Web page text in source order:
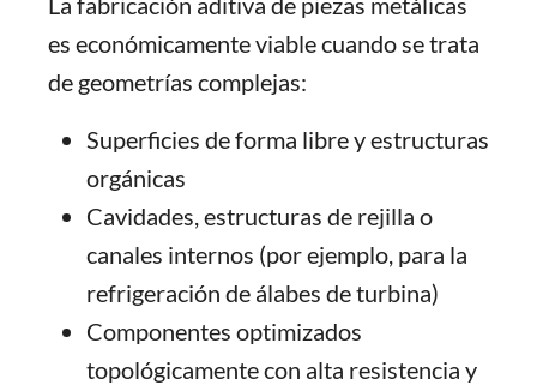
es económicamente viable cuando se trata
de geometrías complejas:
Superficies de forma libre y estructuras
orgánicas
Cavidades, estructuras de rejilla o
canales internos (por ejemplo, para la
refrigeración de álabes de turbina)
Componentes optimizados
topológicamente con alta resistencia y